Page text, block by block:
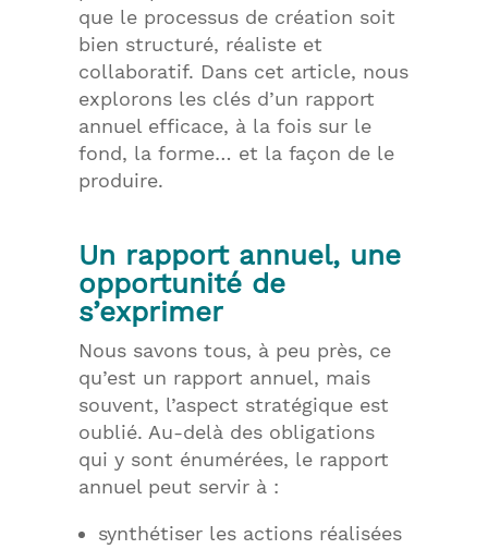
que le processus de création soit
bien structuré, réaliste et
collaboratif. Dans cet article, nous
explorons les clés d’un rapport
annuel efficace, à la fois sur le
fond, la forme… et la façon de le
produire.
Un rapport annuel, une
opportunité de
s’exprimer
Nous savons tous, à peu près, ce
qu’est un rapport annuel, mais
souvent, l’aspect stratégique est
oublié. Au-delà des obligations
qui y sont énumérées, le rapport
annuel peut servir à :
synthétiser les actions réalisées